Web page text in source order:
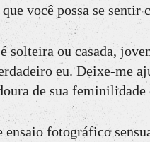
você possa se
solteira ou casada,
eu. Deixe-me
de sua feminilidade
ensaio fotográfico